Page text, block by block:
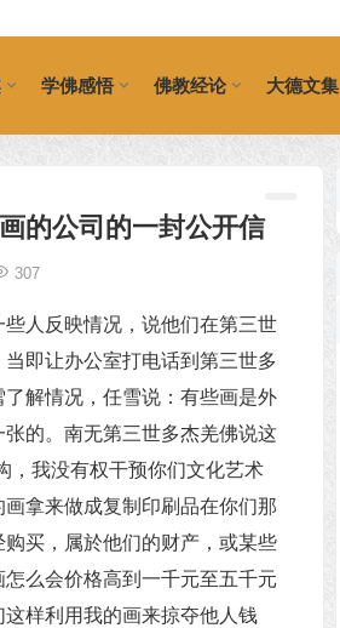
学佛感悟 佛教经论 大德文集
的公司的一封公开信
307
人反映情况，说他们在第三世
即让办公室打电话到第三世多
解情况，任雪说：有些画是外
的。南无第三世多杰羌佛说这
，我没有权干预你们文化艺术
拿来做成复制印刷品在你们那
买，属於他们的财产，或某些
么会价格高到一千元至五千元
样利用我的画来掠夺他人钱